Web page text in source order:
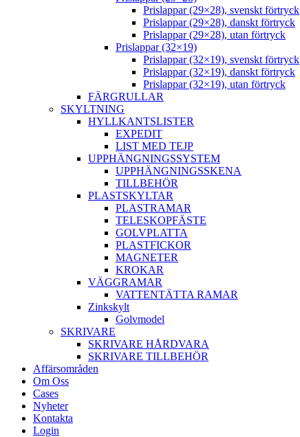
Prislappar (29×28), svenskt förtryck
Prislappar (29×28), danskt förtryck
Prislappar (29×28), utan förtryck
Prislappar (32×19)
Prislappar (32×19), svenskt förtryck
Prislappar (32×19), danskt förtryck
Prislappar (32×19), utan förtryck
FÄRGRULLAR
SKYLTNING
HYLLKANTSLISTER
EXPEDIT
LIST MED TEJP
UPPHÄNGNINGSSYSTEM
UPPHÄNGNINGSSKENA
TILLBEHÖR
PLASTSKYLTAR
PLASTRAMAR
TELESKOPFÄSTE
GOLVPLATTA
PLASTFICKOR
MAGNETER
KROKAR
VÄGGRAMAR
VATTENTÄTTA RAMAR
Zinkskylt
Golvmodel
SKRIVARE
SKRIVARE HÅRDVARA
SKRIVARE TILLBEHÖR
Affärsområden
Om Oss
Cases
Nyheter
Kontakta
Login